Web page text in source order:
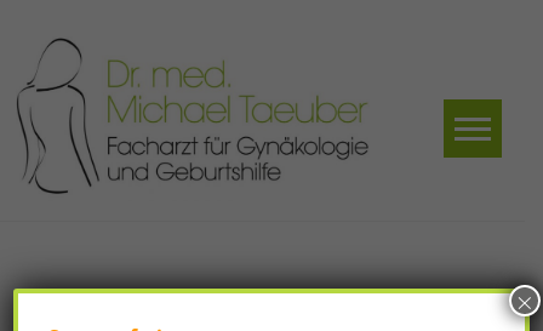
content
med.
Facharzt für
Gynäkologie und
×